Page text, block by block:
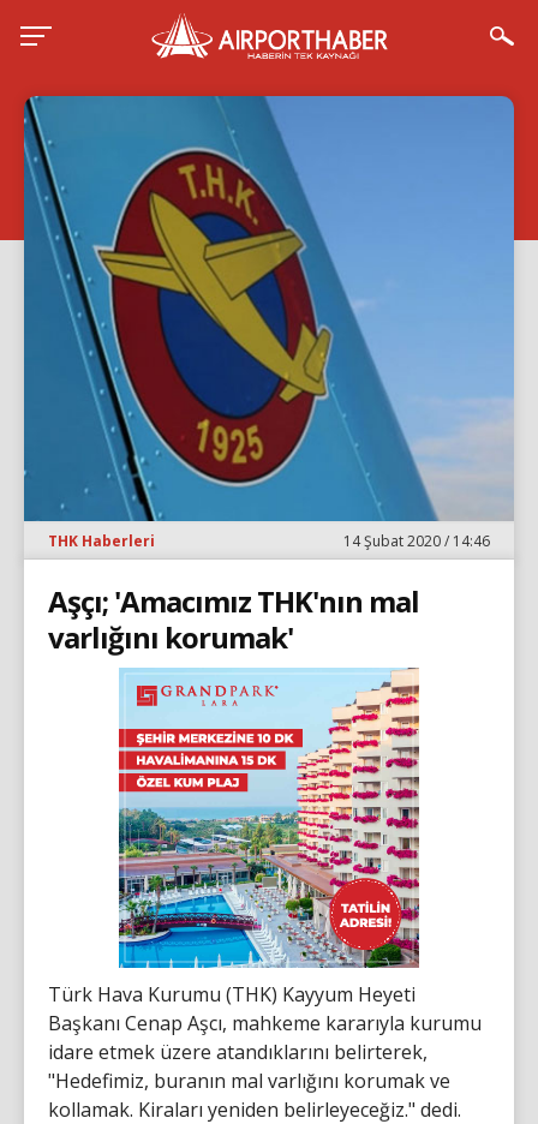
THK Haberleri 14 Şubat 2020 / 14:46
Aşçı; 'Amacımız THK'nın mal
varlığını korumak'
Türk Hava Kurumu (THK) Kayyum Heyeti
Başkanı Cenap Aşcı, mahkeme kararıyla kurumu
idare etmek üzere atandıklarını belirterek,
"Hedefimiz, buranın mal varlığını korumak ve
kollamak. Kiraları yeniden belirleyeceğiz." dedi.